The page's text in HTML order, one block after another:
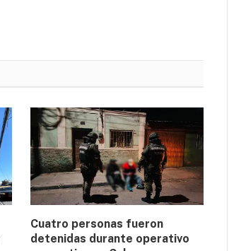
Cuatro personas fueron
detenidas durante operativo